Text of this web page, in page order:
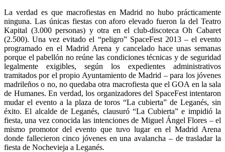
La verdad es que macrofiestas en Madrid no hubo prácticamente
ninguna. Las únicas fiestas con aforo elevado fueron la del Teatro
Kapital (3.000 personas) y otra en el club-discoteca Oh Cabaret
(2.500). Una vez evitado el “peligro” SpaceFest 2013 – el evento
programado en el Madrid Arena y cancelado hace unas semanas
porque el pabellón no reúne las condiciones técnicas y de seguridad
legalmente exigibles, según los expedientes administrativos
tramitados por el propio Ayuntamiento de Madrid – para los jóvenes
madrileños o no, no quedaba otra macrofiesta que el GOA en la sala
de Humanes. En verdad, los organizadores del SpaceFest intentaron
mudar el evento a la plaza de toros “La cubierta” de Leganés, sin
éxito. El alcalde de Leganés, clausuró “La Cubierta” e impidió la
fiesta, una vez conocida las intenciones de Miguel Ángel Flores – el
mismo promotor del evento que tuvo lugar en el Madrid Arena
donde fallecieron cinco jóvenes en una avalancha – de trasladar la
fiesta de Nochevieja a Leganés.